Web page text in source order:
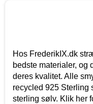
Hos FrederikIX.dk
bedste materialer, og
deres kvalitet. Alle
recycled 925 Sterling
sterling sølv. Klik her